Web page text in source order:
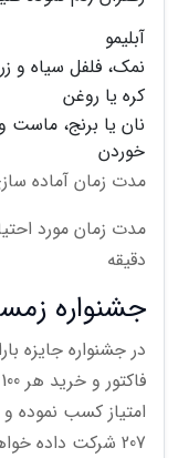
آبلیمو
نمک، فلفل سیاه و
کره یا روغن
نان یا برنج، ماست
خوردن
مدت زمان آماده سازی و
دقیقه
جشنواره
امتیاز کسب نموده